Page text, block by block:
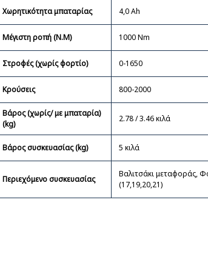
Χωρητικότητα μπαταρίας 4,0 Ah
Μέγιστη ροπή (N.M) 1000 Nm
Στροφές (χωρίς φορτίο) 0-1650
Κρούσεις 800-2000
Βάρος (χωρίς/ με μπαταρία)
(kg)
2.78 / 3.46 κιλά
Βάρος συσκευασίας (kg) 5 κιλά
Περιεχόμενο συσκευασίας
Βαλιτσάκι μεταφοράς,
(17,19,20,21)